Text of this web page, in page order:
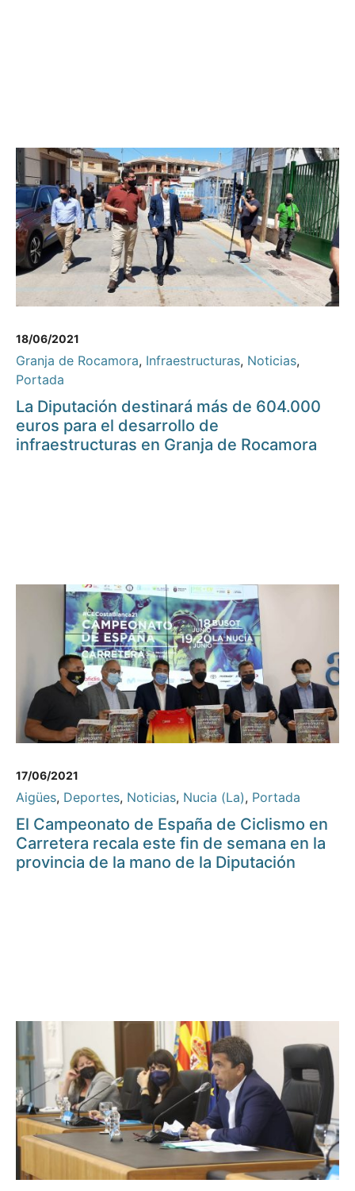
18/06/2021
Granja de Rocamora, Infraestructuras, Noticias,
Portada
La Diputación destinará más de 604.000
euros para el desarrollo de
infraestructuras en Granja de Rocamora
17/06/2021
Aigües, Deportes, Noticias, Nucia (La), Portada
El Campeonato de España de Ciclismo en
Carretera recala este fin de semana en la
provincia de la mano de la Diputación